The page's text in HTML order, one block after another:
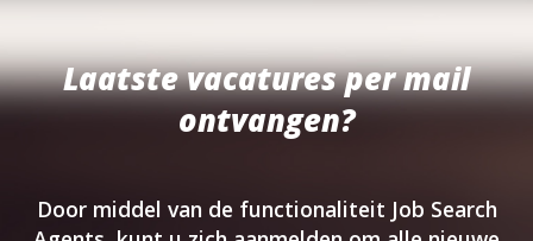
Laatste vacatures per mail
ontvangen?
Door middel van de functionaliteit Job Search